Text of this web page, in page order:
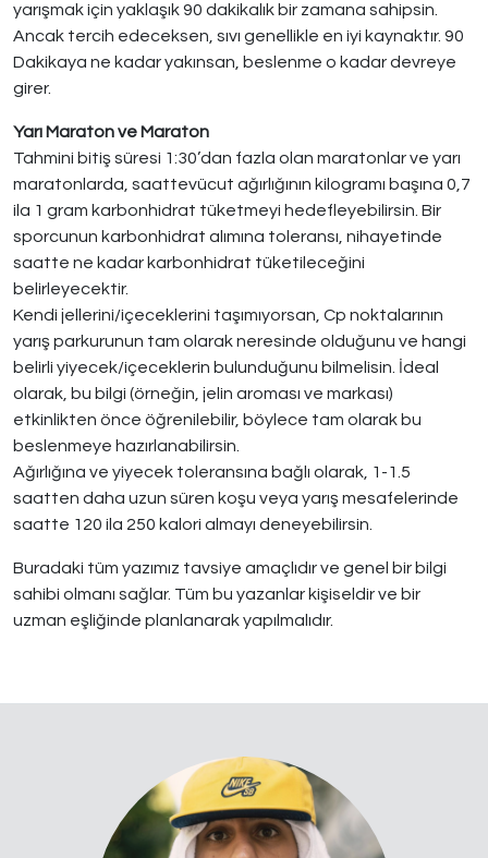
yarışmak için yaklaşık 90 dakikalık bir zamana sahipsin.
Ancak tercih edeceksen, sıvı genellikle en iyi kaynaktır. 90
Dakikaya ne kadar yakınsan, beslenme o kadar devreye
girer.
Yarı Maraton ve Maraton
Tahmini bitiş süresi 1:30’dan fazla olan maratonlar ve yarı
maratonlarda, saattevücut ağırlığının kilogramı başına 0,7
ila 1 gram karbonhidrat tüketmeyi hedefleyebilirsin. Bir
sporcunun karbonhidrat alımına toleransı, nihayetinde
saatte ne kadar karbonhidrat tüketileceğini
belirleyecektir.
Kendi jellerini/içeceklerini taşımıyorsan, Cp noktalarının
yarış parkurunun tam olarak neresinde olduğunu ve hangi
belirli yiyecek/içeceklerin bulunduğunu bilmelisin. İdeal
olarak, bu bilgi (örneğin, jelin aroması ve markası)
etkinlikten önce öğrenilebilir, böylece tam olarak bu
beslenmeye hazırlanabilirsin.
Ağırlığına ve yiyecek toleransına bağlı olarak, 1-1.5
saatten daha uzun süren koşu veya yarış mesafelerinde
saatte 120 ila 250 kalori almayı deneyebilirsin.
Buradaki tüm yazımız tavsiye amaçlıdır ve genel bir bilgi
sahibi olmanı sağlar. Tüm bu yazanlar kişiseldir ve bir
uzman eşliğinde planlanarak yapılmalıdır.